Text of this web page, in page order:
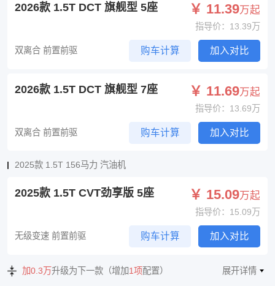
2026款 1.5T DCT 旗舰型 5座 ￥ 11.39万起
指导价：13.39万
双离合 前置前驱 购车计算 加入对比
2026款 1.5T DCT 旗舰型 7座 ￥ 11.69万起
指导价：13.69万
双离合 前置前驱 购车计算 加入对比
2025款 1.5T 156马力 汽油机
2025款 1.5T CVT劲享版 5座 ￥ 15.09万起
指导价：15.09万
无级变速 前置前驱 购车计算 加入对比
加0.3万升级为下一款（增加1项配置） 展开详情